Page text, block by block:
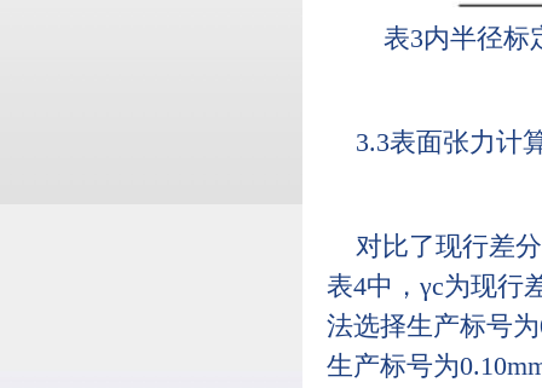
表3内半径标
3.3表面张力计
对比了现行差
表4中，γc为现行
法选择生产标号
生产标号为